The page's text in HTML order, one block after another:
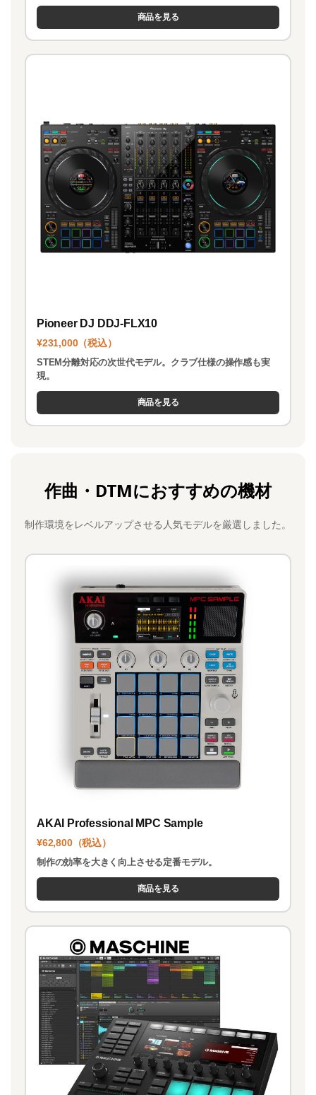
商品を見る
Pioneer DJ DDJ-FLX10
¥231,000（税込）
STEM分離対応の次世代モデル。クラブ仕様の操作感も実
現。
商品を見る
作曲・DTMにおすすめの機材
制作環境をレベルアップさせる人気モデルを厳選しました。
AKAI Professional MPC Sample
¥62,800（税込）
制作の効率を大きく向上させる定番モデル。
商品を見る